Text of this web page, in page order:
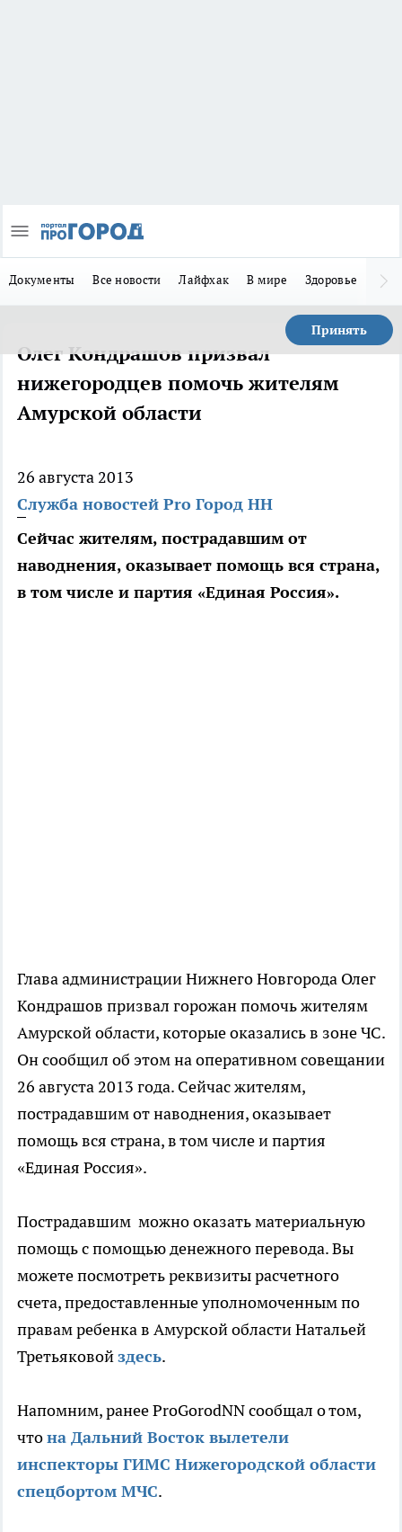
Документы Все новости Лайфхак В мире Здоровье
Принять
Олег Кондрашов призвал
нижегородцев помочь жителям
Амурской области
26 августа 2013
Служба новостей Pro Город НН
Сейчас жителям, пострадавшим от
наводнения, оказывает помощь вся страна,
в том числе и партия «Единая Россия».
Глава администрации Нижнего Новгорода Олег
Кондрашов призвал горожан помочь жителям
Амурской области, которые оказались в зоне ЧС.
Он сообщил об этом на оперативном совещании
26 августа 2013 года. Сейчас жителям,
пострадавшим от наводнения, оказывает
помощь вся страна, в том числе и партия
«Единая Россия».
Пострадавшим можно оказать материальную
помощь с помощью денежного перевода. Вы
можете посмотреть реквизиты расчетного
счета, предоставленные уполномоченным по
правам ребенка в Амурской области Натальей
Третьяковойздесь.
Напомним, ранее ProGorodNN сообщал о том,
чтона Дальний Восток вылетели
инспекторы ГИМС Нижегородской области
спецбортом МЧС.